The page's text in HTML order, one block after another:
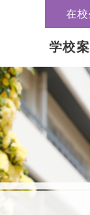
在
学校